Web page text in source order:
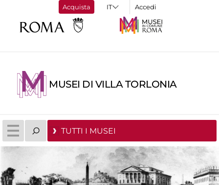
Acquista Accedi
MUSEI DI VILLA TORLONIA
TUTTI I MUSEI